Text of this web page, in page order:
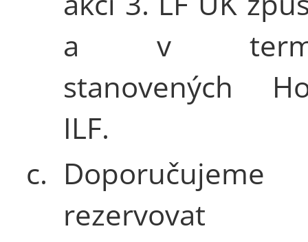
a v
stanovených
ILF.
c. Doporučujeme
rezervovat